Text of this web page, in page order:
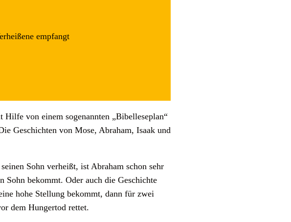
empfangt
von einem sogenannten „Bibelleseplan“
Geschichten von Mose, Abraham, Isaak und
Sohn verheißt, ist Abraham schon sehr
Sohn bekommt. Oder auch die Geschichte
hohe Stellung bekommt, dann für zwei
dem Hungertod rettet.